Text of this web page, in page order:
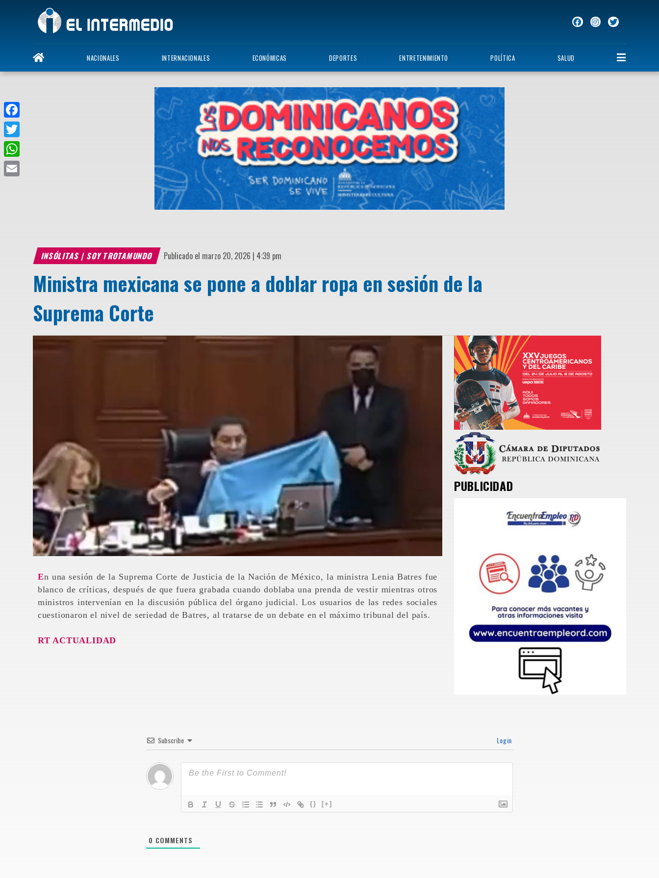
NACIONALES INTERNACIONALES ECONÓMICAS DEPORTES ENTRETENIMIENTO POLÍTICA SALUD
INSÓLITAS | SOY TROTAMUNDO Publicado el marzo 20, 2026 | 4:39 pm
Ministra mexicana se pone a doblar ropa en sesión de la
Suprema Corte
En una sesión de la Suprema Corte de Justicia de la Nación de México, la ministra Lenia Batres fue
blanco de críticas, después de que fuera grabada cuando doblaba una prenda de vestir mientras otros
ministros intervenían en la discusión pública del órgano judicial. Los usuarios de las redes sociales
cuestionaron el nivel de seriedad de Batres, al tratarse de un debate en el máximo tribunal del país.
RT ACTUALIDAD
PUBLICIDAD
Subscribe Login
{} [+]
0 COMMENTS
Facebook
Twitter
WhatsApp